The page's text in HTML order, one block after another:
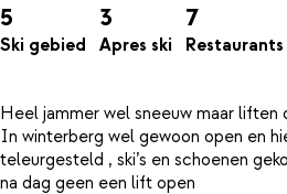
5
Ski gebied
3
Apres ski
7
Restaurants
Heel jammer wel sneeuw maar liften
In winterberg wel gewoon open en
teleurgesteld , ski’s en schoenen